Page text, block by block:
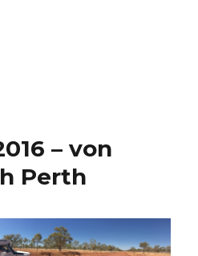
– von
Perth